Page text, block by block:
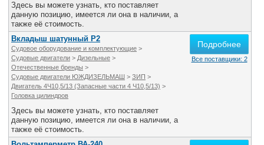
Здесь вы можете узнать, кто поставляет
данную позицию, имеется ли она в наличии, а
также её стоимость.
Вкладыш шатунный Р2
Судовое оборудование и комплектующие >
Судовые двигатели > Дизельные >
Отечественные бренды >
Судовые двигатели ЮЖДИЗЕЛЬМАШ > ЗИП >
Двигатель 4Ч10,5/13 (Запасные части 4 Ч10,5/13) >
Головка цилиндров
Здесь вы можете узнать, кто поставляет
данную позицию, имеется ли она в наличии, а
также её стоимость.
Подробнее
Все поставщики: 2